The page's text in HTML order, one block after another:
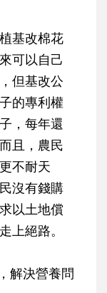
基改棉花
可以自己
但基改公
的專利權
，每年還
且，農民
不耐天
沒有錢購
以土地償
上絕路。
解決營養問